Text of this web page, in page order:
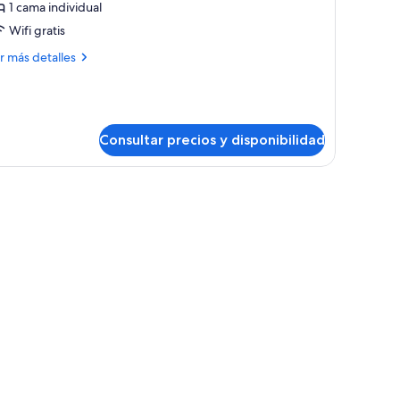
1 cama individual
Wifi gratis
más detalles
Consultar precios y disponibilidad
ventilador de pie y un armario.